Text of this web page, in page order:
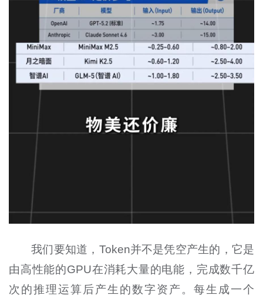
我们要知道，Token并不是凭空产生的，它是
由高性能的GPU在消耗大量的电能，完成数千亿
次的推理运算后产生的数字资产。每生成一个